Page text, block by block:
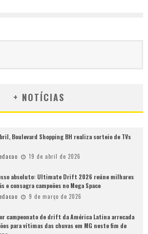
+ NOTÍCIAS
Boulevard Shopping BH realiza sorteio de TVs
19 de abril de 2026
absoluto: Ultimate Drift 2026 reúne milhares
e consagra campeões no Mega Space
9 de março de 2026
campeonato de drift da América Latina arrecada
para vítimas das chuvas em MG neste fim de